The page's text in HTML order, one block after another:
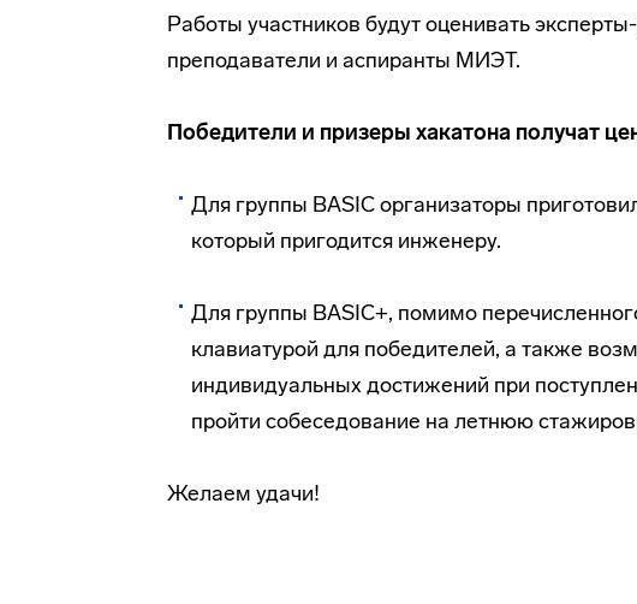
Работы участников будут оценивать
преподаватели и аспиранты МИЭТ.
Победители и призеры хакатона получат
Для группы BASIC организаторы
который пригодится инженеру.
Для группы BASIC+, помимо
клавиатурой для победителей, а также
индивидуальных достижений при
пройти собеседование на летнюю
Желаем удачи!